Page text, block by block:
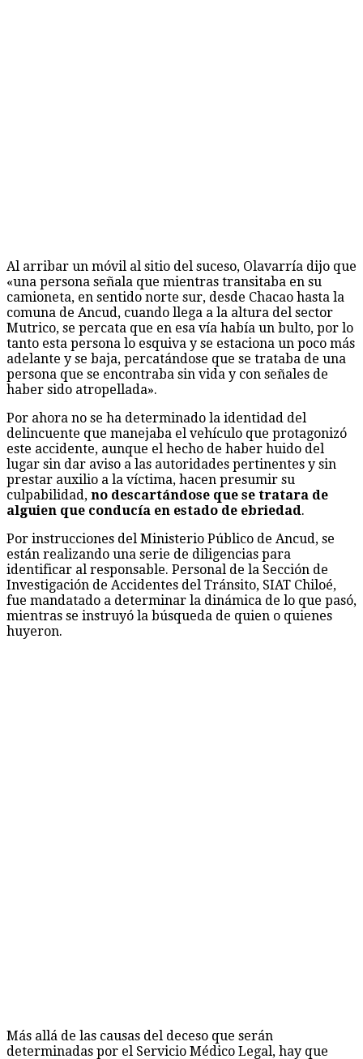
Al arribar un móvil al sitio del suceso, Olavarría dijo que
«una persona señala que mientras transitaba en su
camioneta, en sentido norte sur, desde Chacao hasta la
comuna de Ancud, cuando llega a la altura del sector
Mutrico, se percata que en esa vía había un bulto, por lo
tanto esta persona lo esquiva y se estaciona un poco más
adelante y se baja, percatándose que se trataba de una
persona que se encontraba sin vida y con señales de
haber sido atropellada».
Por ahora no se ha determinado la identidad del
delincuente que manejaba el vehículo que protagonizó
este accidente, aunque el hecho de haber huido del
lugar sin dar aviso a las autoridades pertinentes y sin
prestar auxilio a la víctima, hacen presumir su
culpabilidad, no descartándose que se tratara de
alguien que conducía en estado de ebriedad.
Por instrucciones del Ministerio Público de Ancud, se
están realizando una serie de diligencias para
identificar al responsable. Personal de la Sección de
Investigación de Accidentes del Tránsito, SIAT Chiloé,
fue mandatado a determinar la dinámica de lo que pasó,
mientras se instruyó la búsqueda de quien o quienes
huyeron.
Más allá de las causas del deceso que serán
determinadas por el Servicio Médico Legal, hay que